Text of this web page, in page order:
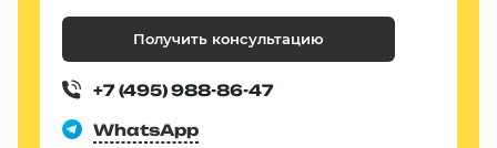
Получить консультацию
+7 (495) 988-86-47
WhatsApp